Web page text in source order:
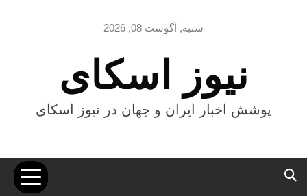
شنبه, آگوست 08, 2026
نیوز اسکای
پوشش اخبار ایران و جهان در نیوز اسکای